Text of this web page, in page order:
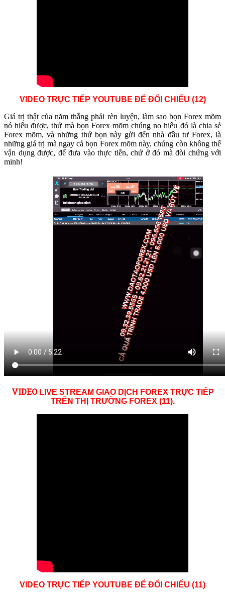
VIDEO TRỰC TIẾP YOUTUBE ĐỂ ĐỔI CHIẾU (12)
Giá trị thật của năm thắng phải rèn luyện, làm sao bọn Forex mõm
nó hiểu được, thứ mà bọn Forex mõm chúng no hiểu đó là chia sẻ
Forex mõm, và những thứ bọn này gửi đến nhà đầu tư Forex, là
những giá trị mà ngay cả bọn Forex mõm này, chúng còn không thể
vận dụng được, để đưa vào thực tiễn, chứ ở đó mà đòi chứng với
minh!
VIDEOLIVE STREAM GIAO DỊCH FOREX TRỰC TIẾP
TRÊN THỊ TRƯỜNG FOREX (11).
VIDEO TRỰC TIẾP YOUTUBE ĐỂ ĐỔI CHIẾU (11)